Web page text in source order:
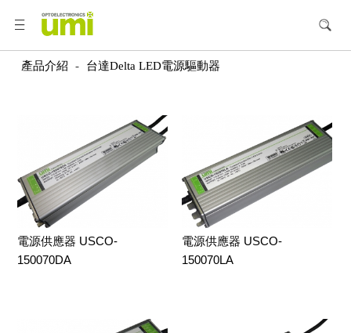
產品介紹 - 台達Delta LED電源驅動器
電源供應器 USCO-
150070DA
電源供應器 USCO-
150070LA